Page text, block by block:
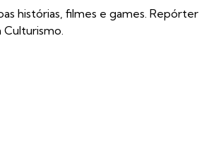
histórias, filmes e games. Repórter